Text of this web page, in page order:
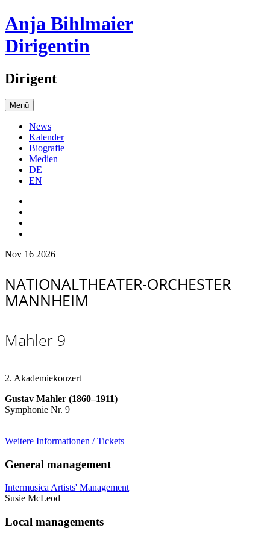
Anja Bihlmaier
Dirigentin
Dirigent
Menü
News
Kalender
Biografie
Medien
DE
EN
Nov 16 2026
NATIONALTHEATER-ORCHESTER
MANNHEIM
Mahler 9
2. Akademiekonzert
Gustav Mahler (1860–1911)
Symphonie Nr. 9
Weitere Informationen / Tickets
General management
Intermusica Artists' Management
Susie McLeod
Local managements